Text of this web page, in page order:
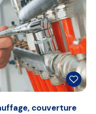
couverture